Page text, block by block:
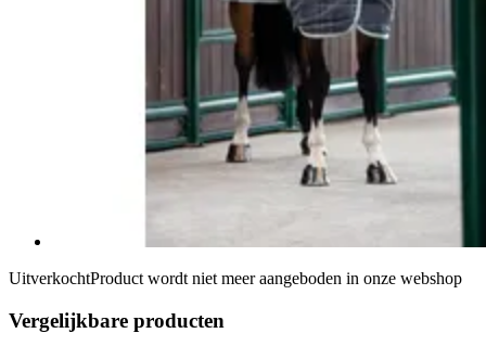
UitverkochtProduct wordt niet meer aangeboden in onze webshop
Vergelijkbare producten